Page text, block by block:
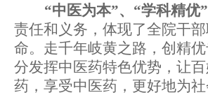
“中医为本”、“学科精优”
责任和义务，体现了全院干
命。走千年岐黄之路，创精
分发挥中医药特色优势，让
药，享受中医药，更好地为